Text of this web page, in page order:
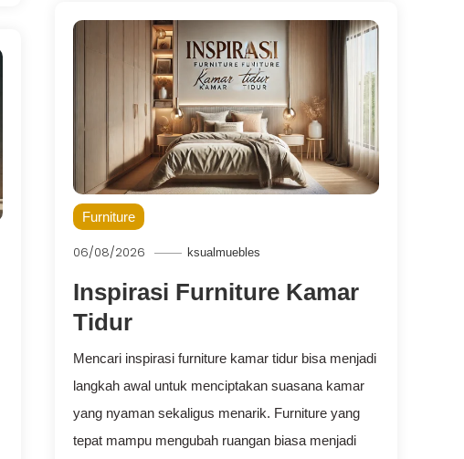
Furniture
06/08/2026 ksualmuebles
Inspirasi Furniture Kamar
Tidur
Mencari inspirasi furniture kamar tidur bisa menjadi
langkah awal untuk menciptakan suasana kamar
yang nyaman sekaligus menarik. Furniture yang
tepat mampu mengubah ruangan biasa menjadi